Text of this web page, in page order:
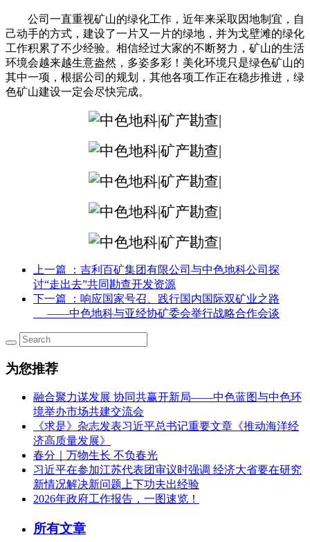
公司一直重视矿山的绿化工作，近年来采取因地制宜，自
己动手的方式，建设了一片又一片的绿地，并为戈壁滩的绿化
工作积累了不少经验。相信经过大家的不断努力，矿山的生活
环境会越来越生意盎然，多姿多彩！美化环境只是绿色矿山的
其中一项，根据公司的规划，其他各项工作正在稳步推进，绿
色矿山建设一定会尽快完成。
上一篇
：吉利百矿集团有限公司与中色地科公司探
讨“走出去”共同勘查开发资源
下一篇
：响应国家号召、践行国内国际双矿业之路
——中色地科与亚经协矿委会举行战略合作会谈
为您推荐
融合聚力谋发展 协同共赢开新局——中色蓝图与中色环
境举办市场共建交流会
《求是》杂志发表习近平总书记重要文章《推动海洋经
济高质量发展》
春分｜万物生长 不负春光
习近平在参加江苏代表团审议时强调 经济大省要在研究
新情况解决新问题上下功夫出经验
2026年政府工作报告，一图速览！
所有文章